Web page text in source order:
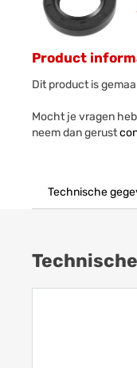
Product
Dit product is
Mocht je vragen
neem dan gerust
Technische